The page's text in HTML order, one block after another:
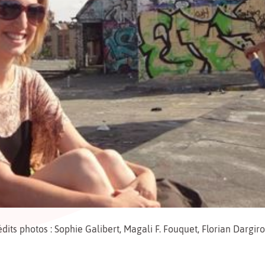
photos : Sophie Galibert, Magali F. Fouquet, Florian